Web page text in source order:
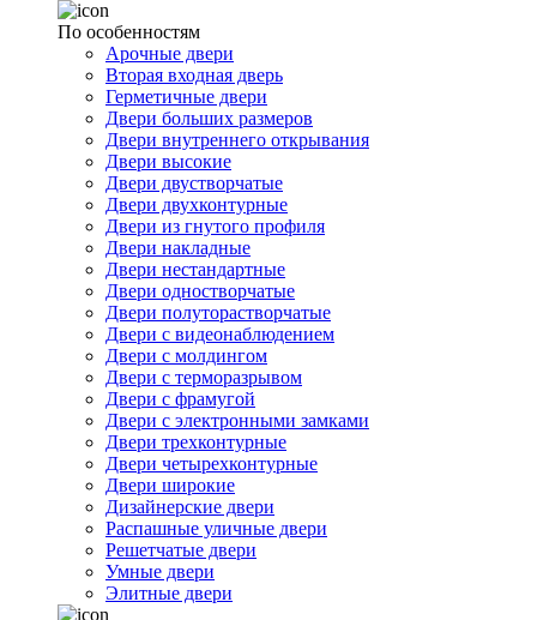
По особенностям
Арочные двери
Вторая входная дверь
Герметичные двери
Двери больших размеров
Двери внутреннего открывания
Двери высокие
Двери двустворчатые
Двери двухконтурные
Двери из гнутого профиля
Двери накладные
Двери нестандартные
Двери одностворчатые
Двери полуторастворчатые
Двери с видеонаблюдением
Двери с молдингом
Двери с терморазрывом
Двери с фрамугой
Двери с электронными замками
Двери трехконтурные
Двери четырехконтурные
Двери широкие
Дизайнерские двери
Распашные уличные двери
Решетчатые двери
Умные двери
Элитные двери